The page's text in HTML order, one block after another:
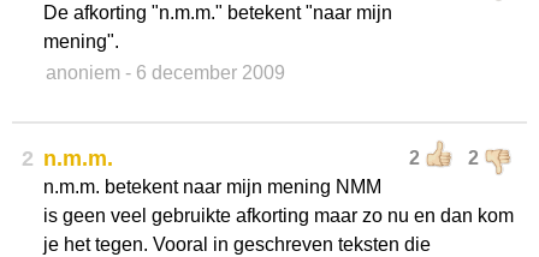
De afkorting "n.m.m." betekent "naar mijn
mening".
anoniem - 6 december 2009
2 2 2
n.m.m.
n.m.m. betekent naar mijn mening NMM
is geen veel gebruikte afkorting maar zo nu en dan kom
je het tegen. Vooral in geschreven teksten die